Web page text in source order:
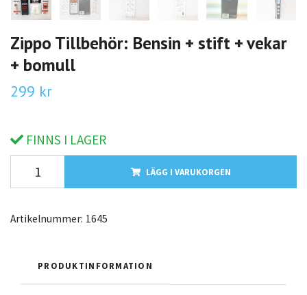
Zippo Tillbehör: Bensin + stift + vekar
+ bomull
299 kr
FINNS I LAGER
LÄGG I VARUKORGEN
Artikelnummer: 1645
PRODUKTINFORMATION